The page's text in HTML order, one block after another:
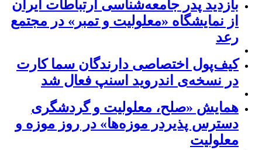
بازدید پدر جامعه‌شناسی ارتباطات ایران
از نمایشگاه «معلولیت و تمبر» در مجتمع
رعد
کیف‌پول اختصاصی دارندگان سما کارت
در نسخه‌ی اندروید اسنپ فعال شد
همایش «صلح، معلولیت و گردشگری
دسترس پذیردر موزه‌ها» در روز موزه و
معلولیت